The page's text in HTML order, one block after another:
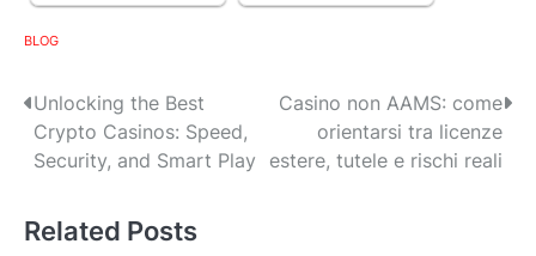
BLOG
P
o
t
Unlocking the Best
Crypto Casinos: Speed,
Security, and Smart Play
Casino non AAMS: come
orientarsi tra licenze
estere, tutele e rischi reali
Related Posts